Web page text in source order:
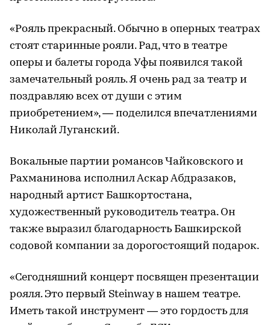
«Рояль прекрасный. Обычно в оперных театрах
стоят старинные рояли. Рад, что в театре
оперы и балеты города Уфы появился такой
замечательный рояль. Я очень рад за театр и
поздравляю всех от души с этим
приобретением», — поделился впечатлениями
Николай Луганский.
Вокальные партии романсов Чайковского и
Рахманинова исполнил Аскар Абдразаков,
народный артист Башкортостана,
художественный руководитель театра. Он
также выразил благодарность Башкирской
содовой компании за дорогостоящий подарок.
«Сегодняшний концерт посвящен презентации
рояля. Это первый Steinway в нашем театре.
Иметь такой инструмент — это гордость для